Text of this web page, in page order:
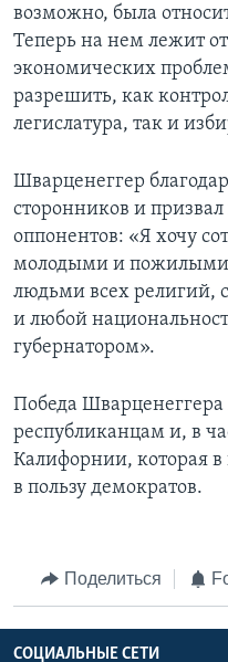
возможно, была
Теперь на нем лежит
экономических
разрешить, как
легислатура, так и
Шварценеггер
сторонников и призвал
оппонентов: «Я хочу
молодыми и
людьми всех религий,
и любой
губернатором».
Победа
республиканцам и, в
Калифорнии, которая в
в пользу демократов.
Поделиться
СОЦИАЛЬНЫЕ СЕТИ